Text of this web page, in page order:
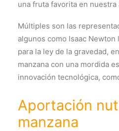
una fruta favorita en nuestra
Múltiples son las
algunos como Isaac
para la ley de la gravedad,
manzana con una mordida
innovación tecnológica,
Aportación
manzana